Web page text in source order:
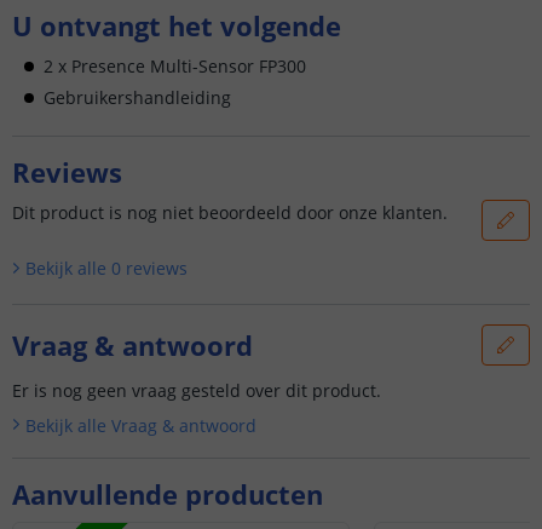
U ontvangt het volgende
2 x Presence Multi-Sensor FP300
Gebruikershandleiding
Aanvullende producten
Reviews
Dit product is nog niet beoordeeld door onze klanten.
Bekijk alle 0 reviews
Vraag & antwoord
Er is nog geen vraag gesteld over dit product.
Bekijk alle Vraag & antwoord